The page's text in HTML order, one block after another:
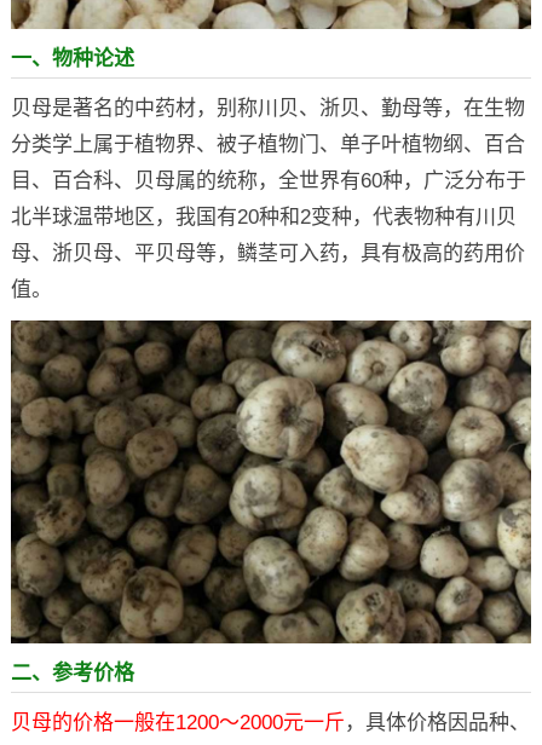
一、物种论述
贝母是著名的中药材，别称川贝、浙贝、勤母等，在生物
分类学上属于植物界、被子植物门、单子叶植物纲、百合
目、百合科、贝母属的统称，全世界有60种，广泛分布于
北半球温带地区，我国有20种和2变种，代表物种有川贝
母、浙贝母、平贝母等，鳞茎可入药，具有极高的药用价
值。
二、参考价格
贝母的价格一般在1200～2000元一斤 ，具体价格因品种、